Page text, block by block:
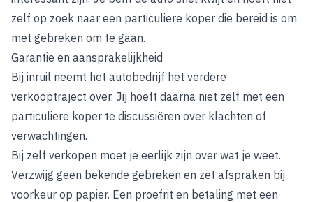
zelf op zoek naar een particuliere koper die bereid is om
met gebreken om te gaan.
Garantie en aansprakelijkheid
Bij inruil neemt het autobedrijf het verdere
verkooptraject over. Jij hoeft daarna niet zelf met een
particuliere koper te discussiëren over klachten of
verwachtingen.
Bij zelf verkopen moet je eerlijk zijn over wat je weet.
Verzwijg geen bekende gebreken en zet afspraken bij
voorkeur op papier. Een proefrit en betaling met een